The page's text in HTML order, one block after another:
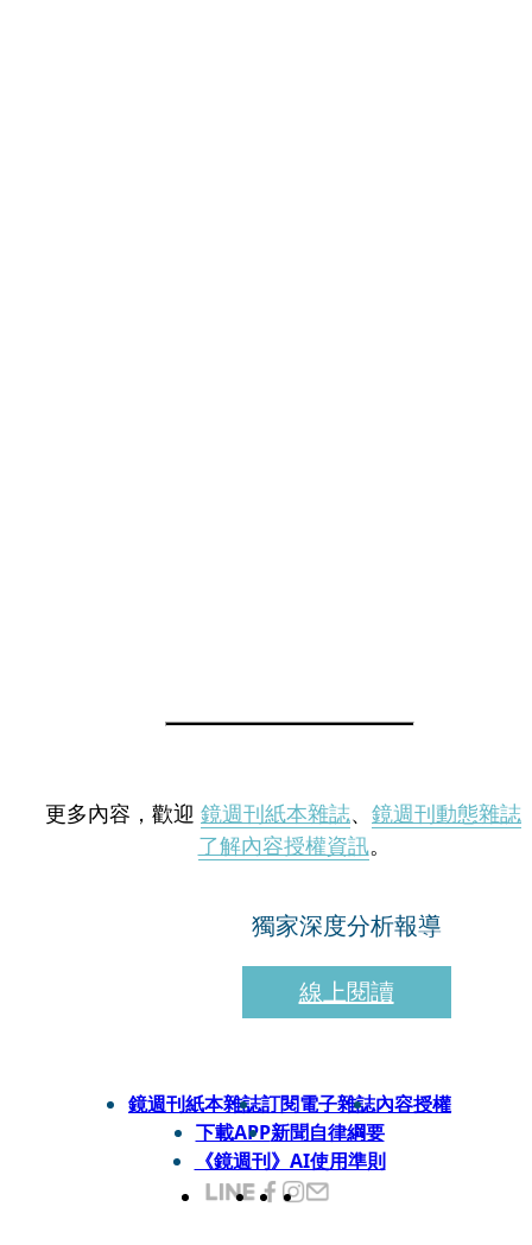
更多內容，歡迎 鏡週刊紙本雜誌、 鏡週刊動態雜誌
了解內容授權資訊。
獨家深度分析報導
線上閱讀
鏡週刊紙本雜誌訂閱電子雜誌內容授權
下載APP新聞自律綱要
《鏡週刊》AI使用準則